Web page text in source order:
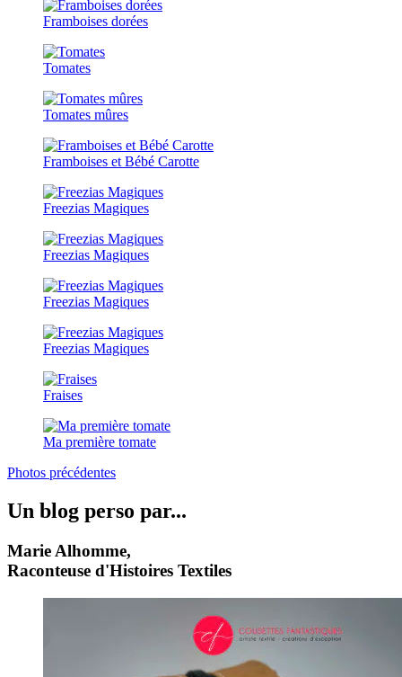
Framboises dorées
Tomates
Tomates mûres
Framboises et Bébé Carotte
Freezias Magiques
Freezias Magiques
Freezias Magiques
Freezias Magiques
Fraises
Ma première tomate
Photos précédentes
Un blog perso par...
Marie Alhomme,
Raconteuse d'Histoires Textiles